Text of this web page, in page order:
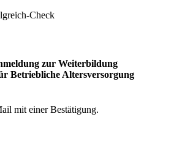
zur Weiterbildung
Betriebliche Altersversorgung
mit einer Bestätigung.